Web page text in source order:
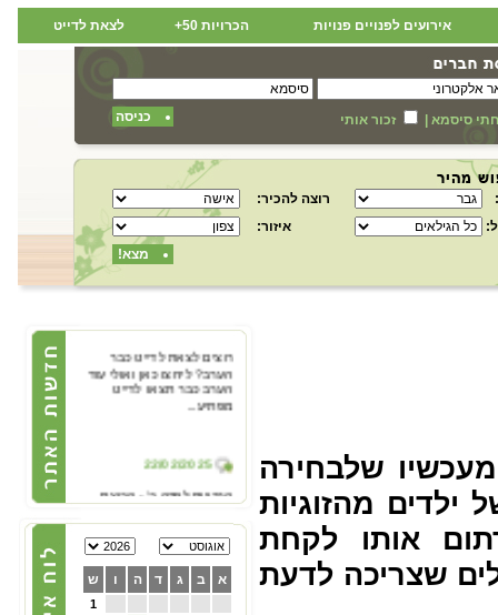
אירועים לפנויים פנויות הכרויות 50+ לצאת לדייט
סיסמא זכור אותי כניסה
רוצה להכיר:
איזור:
מצא!
שלבחירה
מהזוגיות
אותו לקחת
שצריכה לדעת
רוצים לצאת לדייט כבר
הערב? ליחצו כאן ואולי עוד
הערב כבר תצאו לדייט
מפתיע...
22/02/2025
פייסבוק תוססת ופעילה
ליחצו כאן
א ב ג ד ה ו ש
1